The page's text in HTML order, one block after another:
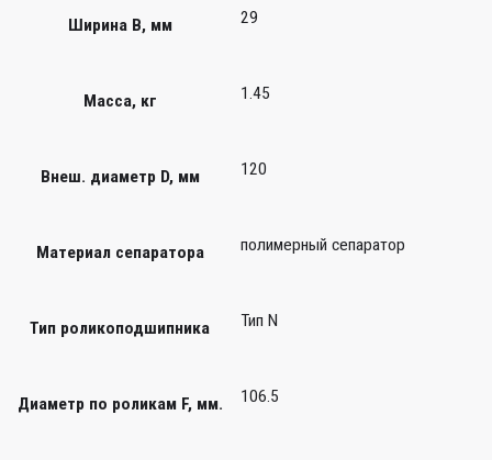
Ширина B, мм 29
Масса, кг 1.45
Внеш. диаметр D, мм 120
Материал сепаратора полимерный сепаратор
Тип роликоподшипника Тип N
Диаметр по роликам F, мм. 106.5